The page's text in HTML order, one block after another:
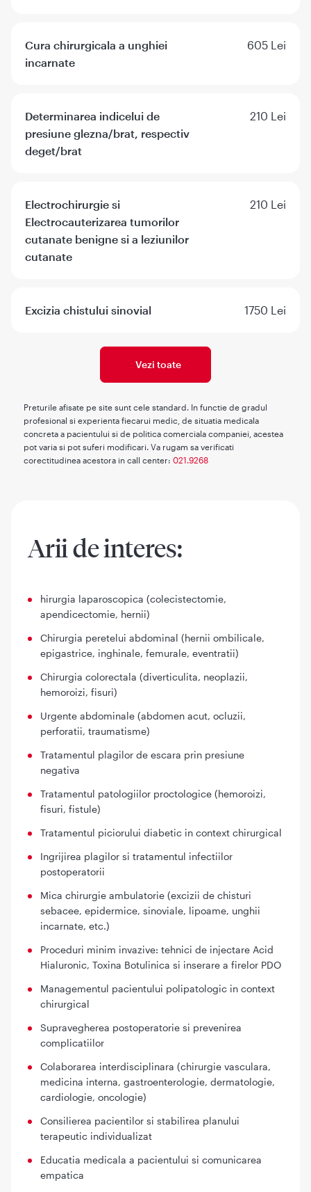
Cura chirurgicala a unghiei
incarnate
605 Lei
Determinarea indicelui de
presiune glezna/brat, respectiv
deget/brat
210 Lei
Electrochirurgie si
Electrocauterizarea tumorilor
cutanate benigne si a leziunilor
cutanate
210 Lei
Excizia chistului sinovial 1750 Lei
Vezi toate
Preturile afisate pe site sunt cele standard. In functie de gradul
profesional si experienta fiecarui medic, de situatia medicala
concreta a pacientului si de politica comerciala companiei, acestea
pot varia si pot suferi modificari. Va rugam sa verificati
corectitudinea acestora in call center: 021.9268
Arii de interes:
hirurgia laparoscopica (colecistectomie,
apendicectomie, hernii)
Chirurgia peretelui abdominal (hernii ombilicale,
epigastrice, inghinale, femurale, eventratii)
Chirurgia colorectala (diverticulita, neoplazii,
hemoroizi, fisuri)
Urgente abdominale (abdomen acut, ocluzii,
perforatii, traumatisme)
Tratamentul plagilor de escara prin presiune
negativa
Tratamentul patologiilor proctologice (hemoroizi,
fisuri, fistule)
Tratamentul piciorului diabetic in context chirurgical
Ingrijirea plagilor si tratamentul infectiilor
postoperatorii
Mica chirurgie ambulatorie (excizii de chisturi
sebacee, epidermice, sinoviale, lipoame, unghii
incarnate, etc.)
Proceduri minim invazive: tehnici de injectare Acid
Hialuronic, Toxina Botulinica si inserare a firelor PDO
Managementul pacientului polipatologic in context
chirurgical
Supravegherea postoperatorie si prevenirea
complicatiilor
Colaborarea interdisciplinara (chirurgie vasculara,
medicina interna, gastroenterologie, dermatologie,
cardiologie, oncologie)
Consilierea pacientilor si stabilirea planului
terapeutic individualizat
Educatia medicala a pacientului si comunicarea
empatica